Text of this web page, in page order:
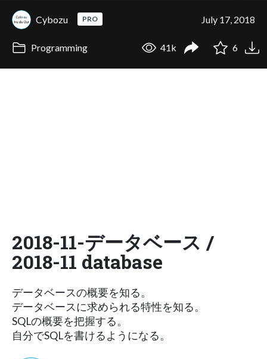
Cybozu PRO July 17, 2018
Programming 41k 6
2018-11-データベース /
2018-11 database
データベースの概要を知る。
データベースに求められる特性を知る。
SQLの概要を把握する。
自分でSQLを書けるようになる。